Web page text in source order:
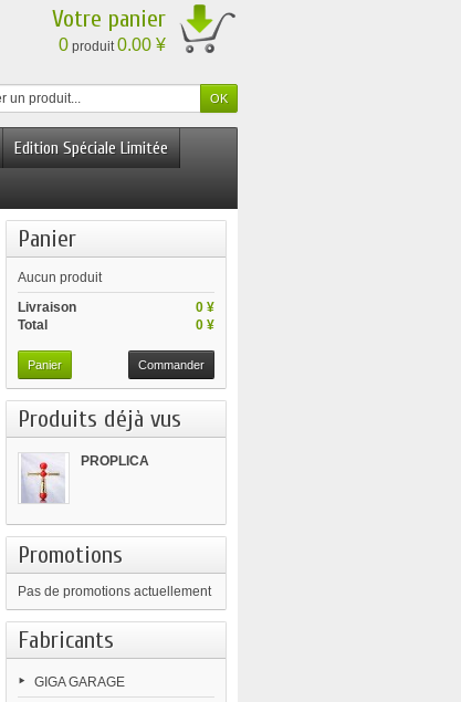
Votre panier
0 produit0.00 ¥
Edition Spéciale Limitée
Panier
Aucun produit
0 ¥
Livraison
0 ¥
Total
Panier Commander
Produits déjà vus
PROPLICA
Promotions
Pas de promotions actuellement
Fabricants
GIGA GARAGE